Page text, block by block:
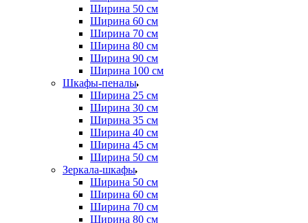
Ширина 50 см
Ширина 60 см
Ширина 70 см
Ширина 80 см
Ширина 90 см
Ширина 100 см
Шкафы-пеналы
Ширина 25 см
Ширина 30 см
Ширина 35 см
Ширина 40 см
Ширина 45 см
Ширина 50 см
Зеркала-шкафы
Ширина 50 см
Ширина 60 см
Ширина 70 см
Ширина 80 см